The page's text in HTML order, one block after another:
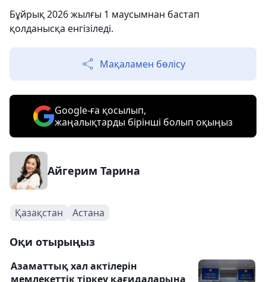
Бұйрық 2026 жылғы 1 маусымнан бастап
қолданысқа енгізіледі.
Мақаламен бөлісу
Google-ға қосылып,
жаңалықтарды бірінші болып оқыңыз
Айгерим Тарина
Қазақстан Астана
Оқи отырыңыз
Азаматтық хал актілерін
мемлекеттік тіркеу қағидаларына